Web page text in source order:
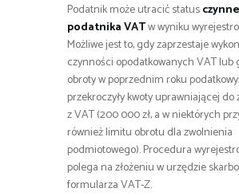
Podatnik może utracić status
podatnika VATw wyniku
Możliwe jest to, gdy zaprzestaje
czynności opodatkowanych VAT lub
obroty w poprzednim roku
przekroczyły kwoty uprawniającej do
z VAT (200 000 zł, a w niektórych
również limitu obrotu dla zwolnienia
podmiotowego). Procedura
polega na złożeniu w urzędzie
formularza VAT-Z.